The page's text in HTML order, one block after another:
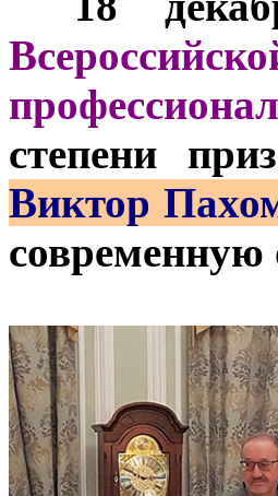
степени
Виктор
современную